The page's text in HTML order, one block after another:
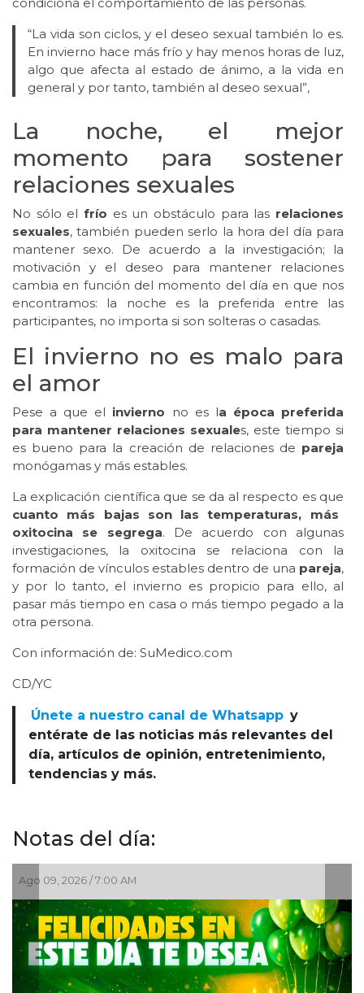
“La vida son ciclos, y el deseo sexual también lo es.
En invierno hace más frío y hay menos horas de luz,
algo que afecta al estado de ánimo, a la vida en
general y por tanto, también al deseo sexual”,
La noche, el mejor
momento para sostener
relaciones sexuales
No sólo el frío es un obstáculo para las relaciones
sexuales, también pueden serlo la hora del día para
mantener sexo. De acuerdo a la investigación; la
motivación y el deseo para mantener relaciones
cambia en función del momento del día en que nos
encontramos: la noche es la preferida entre las
participantes, no importa si son solteras o casadas.
El invierno no es malo para
el amor
Pese a que el invierno no es la época preferida
para mantener relaciones sexuales, este tiempo si
es bueno para la creación de relaciones de pareja
monógamas y más estables.
La explicación científica que se da al respecto es que
cuanto más bajas son las temperaturas, más
oxitocina se segrega. De acuerdo con algunas
investigaciones, la oxitocina se relaciona con la
formación de vínculos estables dentro de una pareja,
y por lo tanto, el invierno es propicio para ello, al
pasar más tiempo en casa o más tiempo pegado a la
otra persona.
Con información de: SuMedico.com
CD/YC
Únete a nuestro canal de Whatsapp y
entérate de las noticias más relevantes del
día, artículos de opinión, entretenimiento,
tendencias y más.
Notas del día:
Ago 08, 2026 / 7:00 PM